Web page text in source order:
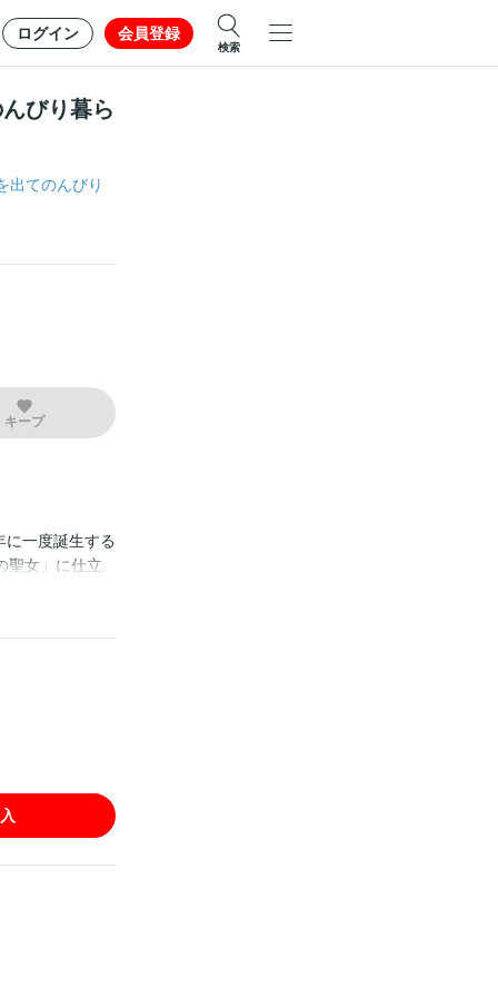
ログイン 会員登録
検索
びり暮ら
出てのんびり
キープ
一度誕生する
聖女」に仕立